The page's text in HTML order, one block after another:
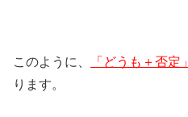
このように、 「どうも＋否定」
ります。